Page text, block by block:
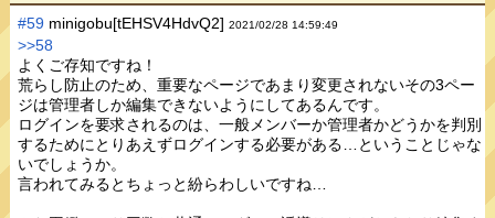
#59 minigobu[tEHSV4HdvQ2]2021/02/28 14:59:49
>>58
よくご存知ですね！
荒らし防止のため、重要なページであまり変更されないその3ペー
ジは管理者しか編集できないようにしてあるんです。
ログインを要求されるのは、一般メンバーか管理者かどうかを判別
するためにとりあえずログインする必要がある…ということじゃな
いでしょうか。
言われてみるとちょっと紛らわしいですね…